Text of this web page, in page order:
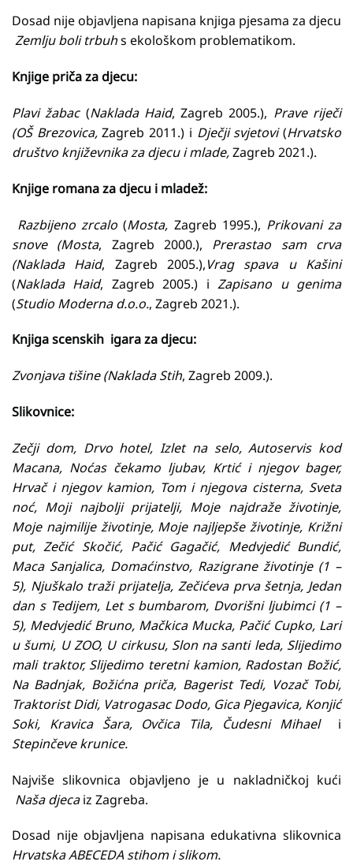
Dosad nije objavljena napisana knjiga pjesama za djecu
Zemlju boli trbuhs ekološkom problematikom.
Knjige priča za djecu:
Plavi žabac(Naklada Haid, Zagreb 2005.), Prave riječi
(OŠ Brezovica,Zagreb 2011.) i Dječji svjetovi(Hrvatsko
društvo književnika za djecu i mlade,Zagreb 2021.).
Knjige romana za djecu i mladež:
Razbijeno zrcalo (Mosta, Zagreb 1995.), Prikovani za
snove (Mosta, Zagreb 2000.), Prerastao sam crva
(Naklada Haid, Zagreb 2005.),Vrag spava u Kašini
(Naklada Haid, Zagreb 2005.) iZapisano u genima
(Studio Moderna d.o.o., Zagreb 2021.).
Knjiga scenskih igara za djecu:
Zvonjava tišine (Naklada Stih, Zagreb 2009.).
Slikovnice:
Zečji dom, Drvo hotel, Izlet na selo, Autoservis kod
Macana, Noćas čekamo ljubav, Krtić i njegov bager,
Hrvač i njegov kamion, Tom i njegova cisterna, Sveta
noć, Moji najbolji prijatelji, Moje najdraže životinje,
Moje najmilije životinje, Moje najljepše životinje, Križni
put, Zečić Skočić, Pačić Gagačić, Medvjedić Bundić,
Maca Sanjalica, Domaćinstvo, Razigrane životinje (1 –
5), Njuškalo traži prijatelja, Zečićeva prva šetnja, Jedan
dan s Tedijem, Let s bumbarom, Dvorišni ljubimci (1 –
5), Medvjedić Bruno, Mačkica Mucka, Pačić Cupko, Lari
u šumi, U ZOO, U cirkusu, Slon na santi leda, Slijedimo
mali traktor, Slijedimo teretni kamion, Radostan Božić,
Na Badnjak, Božićna priča, Bagerist Tedi, Vozač Tobi,
Traktorist Didi, Vatrogasac Dodo, Gica Pjegavica, Konjić
Soki, Kravica Šara, Ovčica Tila, Čudesni Mihael i
Stepinčeve krunice.
Najviše slikovnica objavljeno je u nakladničkoj kući
Naša djecaiz Zagreba.
Dosad nije objavljena napisana edukativna slikovnica
Hrvatska ABECEDA stihom i slikom.